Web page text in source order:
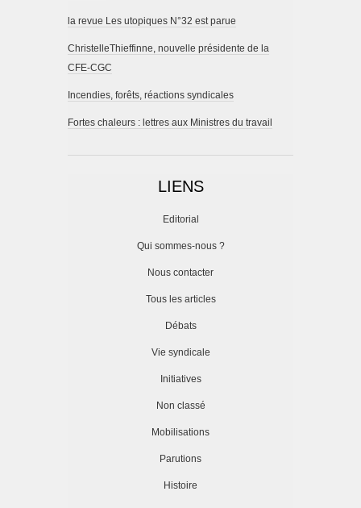
la revue Les utopiques N°32 est parue
ChristelleThieffinne, nouvelle présidente de la
CFE-CGC
Incendies, forêts, réactions syndicales
Fortes chaleurs : lettres aux Ministres du travail
LIENS
Editorial
Qui sommes-nous ?
Nous contacter
Tous les articles
Débats
Vie syndicale
Initiatives
Non classé
Mobilisations
Parutions
Histoire